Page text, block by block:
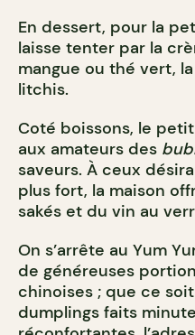
En dessert, pour la
laisse tenter par la
mangue ou thé vert,
litchis.
Coté boissons, le
aux amateurs des
saveurs. À ceux
plus fort, la maison
sakés et du vin au
On s’arrête au Yum
de généreuses
chinoises ; que ce
dumplings faits